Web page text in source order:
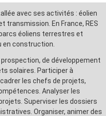
avec ses activités : éolien
transmission. En France, RES
parcs éoliens terrestres et
en construction.
de développement
solaires. Participer à
les chefs de projets,
Analyser les
Superviser les dossiers
Organiser, animer des